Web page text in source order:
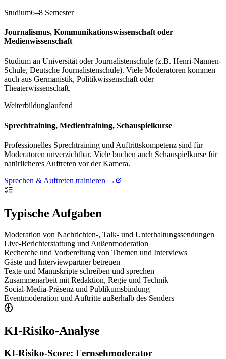
Studium6–8 Semester
Journalismus, Kommunikationswissenschaft oder
Medienwissenschaft
Studium an Universität oder Journalistenschule (z.B. Henri-Nannen-
Schule, Deutsche Journalistenschule). Viele Moderatoren kommen
auch aus Germanistik, Politikwissenschaft oder
Theaterwissenschaft.
Weiterbildunglaufend
Sprechtraining, Medientraining, Schauspielkurse
Professionelles Sprechtraining und Auftrittskompetenz sind für
Moderatoren unverzichtbar. Viele buchen auch Schauspielkurse für
natürlicheres Auftreten vor der Kamera.
Sprechen & Auftreten trainieren →
Typische Aufgaben
Moderation von Nachrichten-, Talk- und Unterhaltungssendungen
Live-Berichterstattung und Außenmoderation
Recherche und Vorbereitung von Themen und Interviews
Gäste und Interviewpartner betreuen
Texte und Manuskripte schreiben und sprechen
Zusammenarbeit mit Redaktion, Regie und Technik
Social-Media-Präsenz und Publikumsbindung
Eventmoderation und Auftritte außerhalb des Senders
KI-Risiko-Analyse
KI-Risiko-Score: Fernsehmoderator